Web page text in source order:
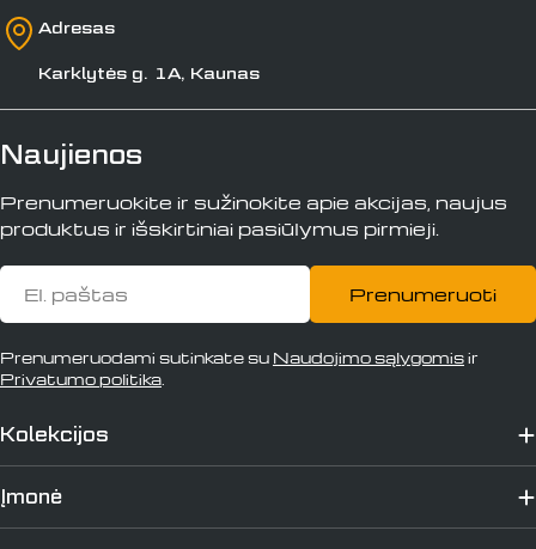
Adresas
Karklytės g. 1A, Kaunas
Kolekcijos
Įmonė
Naujienos
Prenumeruokite ir sužinokite apie akcijas, naujus
produktus ir išskirtiniai pasiūlymus pirmieji.
El.
paštas
Prenumeruoti
Prenumeruodami sutinkate su Naudojimo sąlygomisir
Privatumo politika